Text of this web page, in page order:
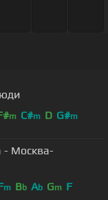
m C#m D G#m
- Москва-
m Bb Ab Gm F